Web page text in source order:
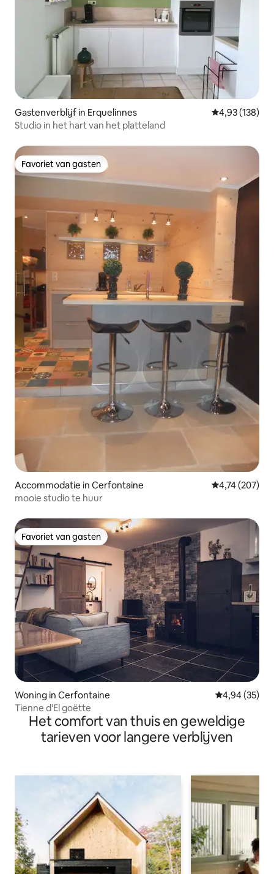
Gastenverblijf in Erquelinnes Gemiddelde
4,93 (138)
Studio in het hart van het platteland
Favoriet van gasten
Favoriet van gasten
Accommodatie in Cerfontaine Gemiddelde
4,74 (207)
mooie studio te huur
Favoriet van gasten
Favoriet van gasten
Woning in Cerfontaine Gemiddelde
4,94 (35)
Tienne d'El goëtte
Het comfort van thuis en geweldige
tarieven voor langere verblijven